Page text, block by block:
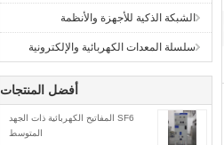
الشبكة الذكية للأجهزة والأنظمة
سلسلة المعدات الكهربائية والإلكترونية
أفضل المنتجات
SF6 المفاتيح الكهربائية ذات الجهد
المتوسط